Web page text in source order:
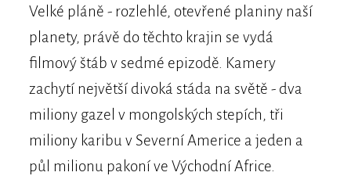
Velké pláně - rozlehlé, otevřené planiny naší
planety, právě do těchto krajin se vydá
filmový štáb v sedmé epizodě. Kamery
zachytí největší divoká stáda na světě - dva
miliony gazel v mongolských stepích, tři
miliony karibu v Severní Americe a jeden a
půl milionu pakoní ve Východní Africe.